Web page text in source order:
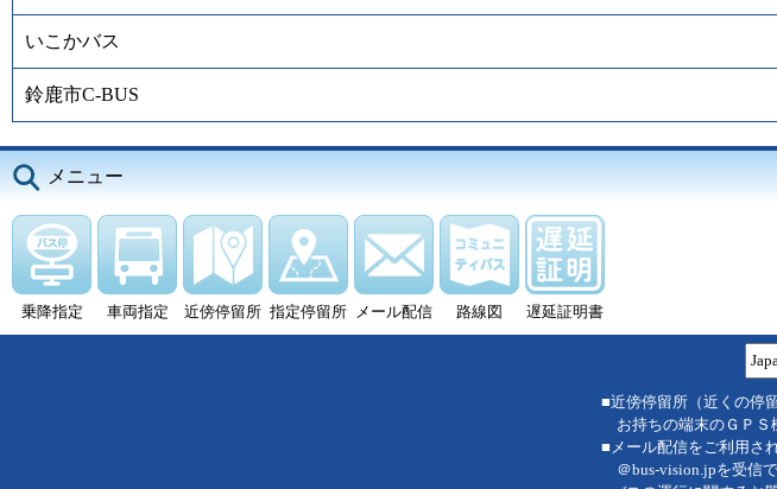
いこかバス
鈴鹿市C-BUS
メニュー
乗降指定 車両指定 近傍停留所 指定停留所 メール配信 路線図 遅延証明書
■近傍停留所（近くの停
お持ちの端末のＧＰＳ
■メール配信をご利用さ
＠bus-vision.jpを受信